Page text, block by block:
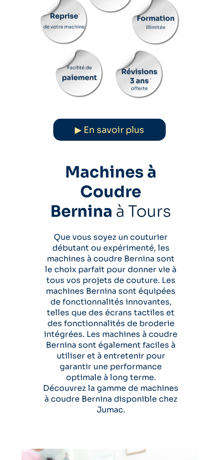
▶ En savoir plus
Machines à
Coudre
Bernina à Tours
Que vous soyez un couturier
débutant ou expérimenté, les
machines à coudre Bernina sont
le choix parfait pour donner vie à
tous vos projets de couture. Les
machines Bernina sont équipées
de fonctionnalités innovantes,
telles que des écrans tactiles et
des fonctionnalités de broderie
intégrées. Les machines à coudre
Bernina sont également faciles à
utiliser et à entretenir pour
garantir une performance
optimale à long terme.
Découvrez la gamme de machines
à coudre Bernina disponible chez
Jumac.